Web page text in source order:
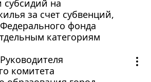
субсидий на
за счет субвенций,
фонда
категориям
комитета